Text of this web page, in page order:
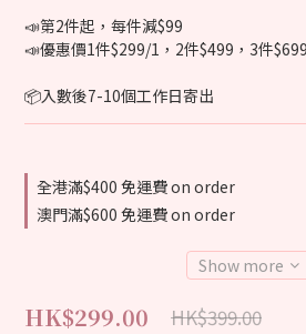
📣第2件起，每件減$99
📣優惠價1件$299/1，2件$499，3件
📦入數後7-10個工作日寄出
全港滿$400 免運費 on order
澳門滿$600 免運費 on order
Show more
HK$299.00 HK$399.00